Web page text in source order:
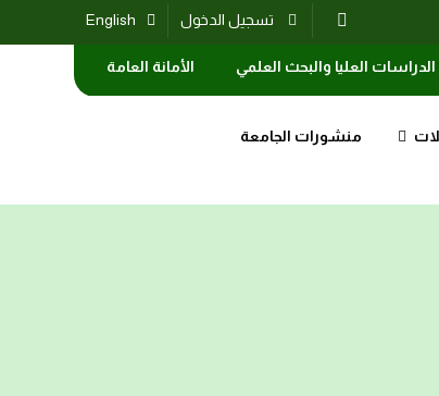
English تسجيل الدخول
الدراسات العليا والبحث العلمي الأمانة العامة
منشورات الجامعة